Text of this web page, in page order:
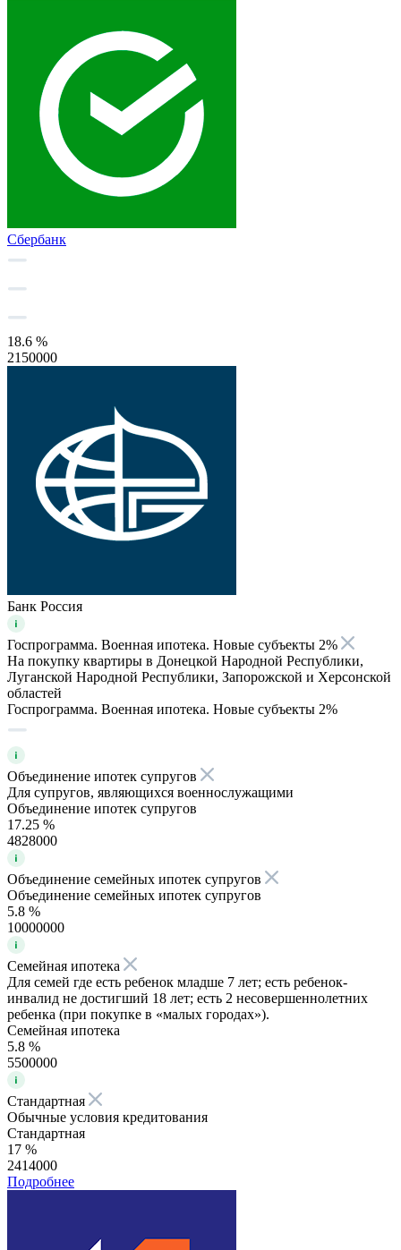
Сбербанк
18.6 %
2150000
Банк Россия
Госпрограмма. Военная ипотека. Новые субъекты 2%
На покупку квартиры в Донецкой Народной Республики,
Луганской Народной Республики, Запорожской и Херсонской
областей
Госпрограмма. Военная ипотека. Новые субъекты 2%
Объединение ипотек супругов
Для супругов, являющихся военнослужащими
Объединение ипотек супругов
17.25 %
4828000
Объединение семейных ипотек супругов
Объединение семейных ипотек супругов
5.8 %
10000000
Семейная ипотека
Для семей где есть ребенок младше 7 лет; есть ребенок-
инвалид не достигший 18 лет; есть 2 несовершеннолетних
ребенка (при покупке в «малых городах»).
Семейная ипотека
5.8 %
5500000
Стандартная
Обычные условия кредитования
Стандартная
17 %
2414000
Подробнее